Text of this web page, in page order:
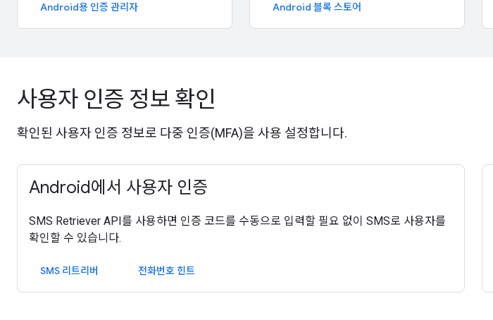
Android용 인증 관리자 Android 블록 스토어
사용자 인증 정보 확인
확인된 사용자 인증 정보로 다중 인증(MFA)을 사용 설정합니다.
Android에서 사용자 인증
SMS Retriever API를 사용하면 인증 코드를 수동으로 입력할 필요 없이 SMS로 사용자를
확인할 수 있습니다.
SMS 리트리버 전화번호 힌트